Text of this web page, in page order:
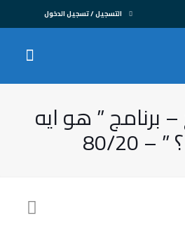
التسجيل / تسجيل الدخول
برنامج ” هو ايه
80/20